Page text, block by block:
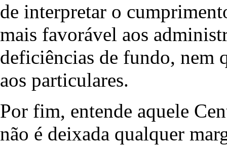
de interpretar o
mais favorável aos
deficiências de fundo, nem
aos particulares.
Por fim, entende aquele
não é deixada qualquer